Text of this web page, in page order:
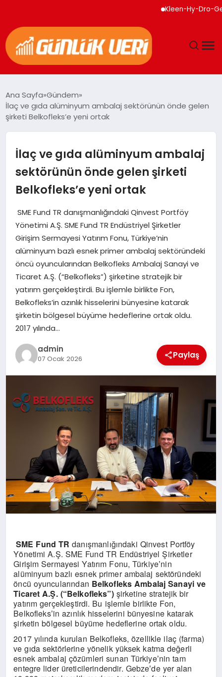
Kleen-Hy-Dro-Gen
GÜNDEM
EĞITIM
EKONOMI
GENEL
SPOR
TEKNOLOJI
Ana Sayfa Gündem
İlaç ve gıda alüminyum ambalaj sektörünün önde gelen
şirketi Belkofleks’e yeni ortak
İlaç ve gıda alüminyum ambalaj
sektörünün önde gelen şirketi
Belkofleks’e yeni ortak
SME Fund TR danışmanlığındaki Qinvest Portföy
Yönetimi A.Ş. SME Fund TR Endüstriyel Şirketler
Girişim Sermayesi Yatırım Fonu, Türkiye’nin
alüminyum bazlı esnek primer ambalaj sektöründeki
öncü oyuncularından Belkofleks Ambalaj Sanayi ve
Ticaret A.Ş. (“Belkofleks”) şirketine stratejik bir
yatırım gerçekleştirdi. Bu işlemle birlikte Fon,
Belkofleks’in azınlık hisselerini bünyesine katarak
şirketin bölgesel büyüme hedeflerine ortak oldu.
2017 yılında…
admin
07 Ocak 2026 Paylaş
SME Fund TR danışmanlığındaki Qinvest Portföy
Yönetimi A.Ş. SME Fund TR Endüstriyel Şirketler
Girişim Sermayesi Yatırım Fonu, Türkiye’nin
alüminyum bazlı esnek primer ambalaj sektöründeki
öncü oyuncularından Belkofleks Ambalaj Sanayi ve
Ticaret A.Ş. (“Belkofleks”)şirketine stratejik bir
yatırım gerçekleştirdi. Bu işlemle birlikte Fon,
Belkofleks’in azınlık hisselerini bünyesine katarak
şirketin bölgesel büyüme hedeflerine ortak oldu.
2017 yılında kurulan Belkofleks,özellikle ilaç (farma)
ve gıda sektörlerine yönelik yüksek katma değerli
esnek ambalaj çözümleri sunan Türkiye’nin tam
entegre lider üreticilerindendir. Gebze’de yer alan